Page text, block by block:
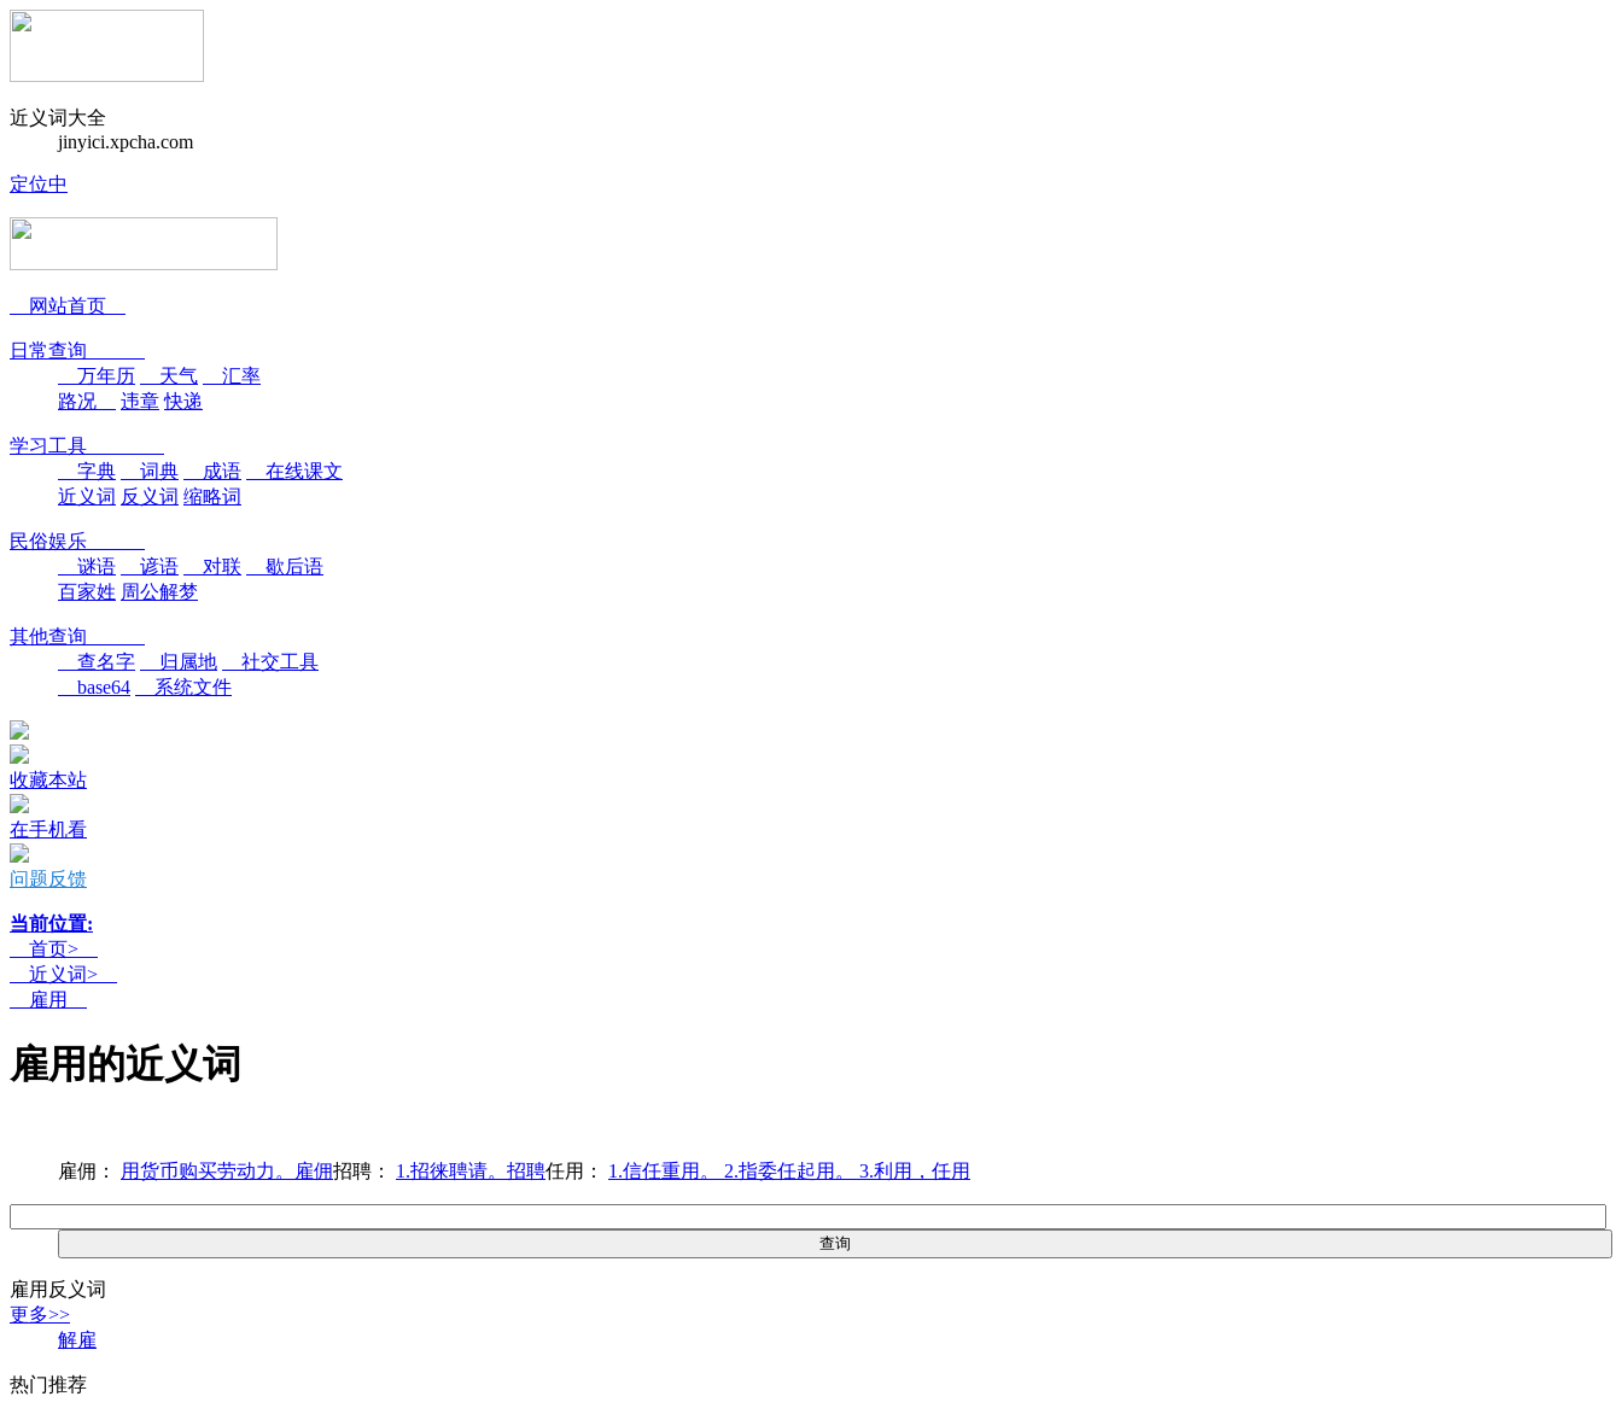
近义词大全
jinyici.xpcha.com
定位中
网站首页
日常查询
万年历
天气
汇率
路况
违章 快递
学习工具
字典
词典 成语
在线课文
近义词 反义词 缩略词
民俗娱乐
谜语
谚语 对联
歇后语
百家姓 周公解梦
其他查询
查名字
归属地
社交工具
base64
系统文件
收藏本站
在手机看
问题反馈
当前位置:
首页>
近义词>
雇用
雇用的近义词
雇佣： 用货币购买劳动力。雇佣招聘： 1.招徕聘请。招聘任用： 1.信任重用。 2.指委任起用。 3.利用，任用
雇用反义词
更多>>
解雇
热门推荐